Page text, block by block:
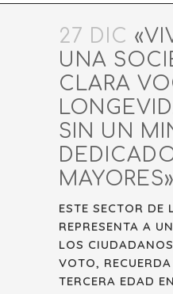
27 DIC
UNA
CLARA
SIN UN
ESTE SECTOR DE
REPRESENTA A
LOS
VOTO,
TERCERA EDAD